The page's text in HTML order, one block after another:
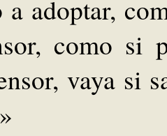
a adoptar,
como si
vaya si